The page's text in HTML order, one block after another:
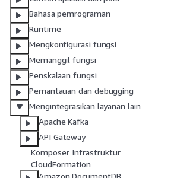
Bahasa pemrograman
Runtime
Mengkonfigurasi fungsi
Memanggil fungsi
Penskalaan fungsi
Pemantauan dan debugging
Mengintegrasikan layanan lain
Apache Kafka
API Gateway
Komposer Infrastruktur
CloudFormation